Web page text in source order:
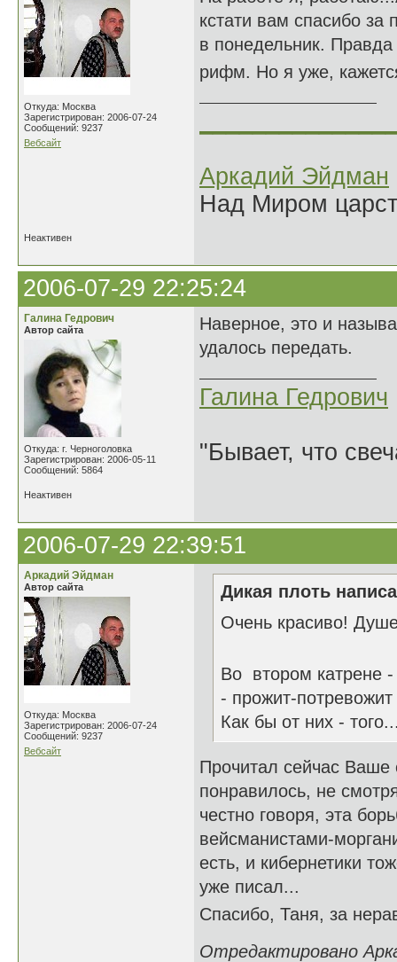
Откуда: Москва
Зарегистрирован: 2006-07-24
Сообщений: 9237
Вебсайт
кстати вам спасибо за
в понедельник. Правда
рифм. Но я уже,
Аркадий Эйдман
Над Миром
Неактивен
2006-07-29 22:25:24
Галина Гедрович
Автор сайта
Откуда: г. Черноголовка
Зарегистрирован: 2006-05-11
Сообщений: 5864
Наверное, это и
удалось передать.
Галина Гедрович
"Бывает, что
Неактивен
2006-07-29 22:39:51
Аркадий Эйдман
Автор сайта
Откуда: Москва
Зарегистрирован: 2006-07-24
Сообщений: 9237
Вебсайт
Дикая плоть
Очень красиво!
Во втором
- прожит-
Как бы от них -
Прочитал сейчас Ваше
понравилось, не
честно говоря, эта
вейсманистами-
есть, и кибернетики
уже писал...
Спасибо, Таня, за
Отредактировано